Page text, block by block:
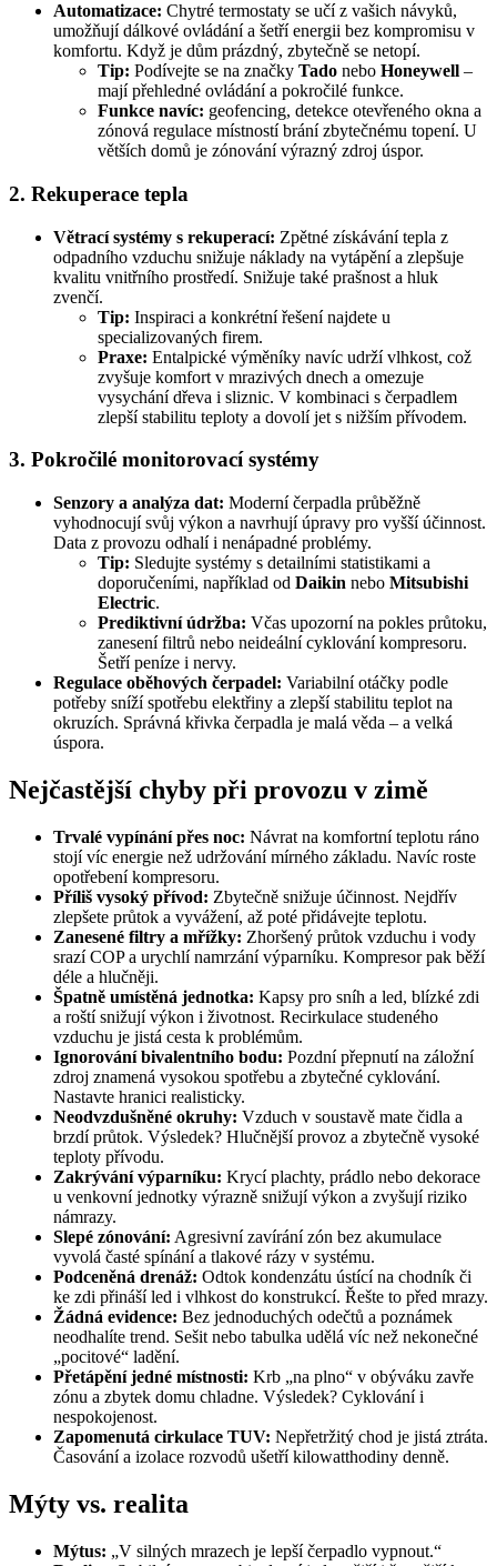
Automatizace: Chytré termostaty se učí z vašich návyků,
umožňují dálkové ovládání a šetří energii bez kompromisu v
komfortu. Když je dům prázdný, zbytečně se netopí.
Tip: Podívejte se na značky Tado nebo Honeywell –
mají přehledné ovládání a pokročilé funkce.
Funkce navíc: geofencing, detekce otevřeného okna a
zónová regulace místností brání zbytečnému topení. U
větších domů je zónování výrazný zdroj úspor.
2. Rekuperace tepla
Větrací systémy s rekuperací: Zpětné získávání tepla z
odpadního vzduchu snižuje náklady na vytápění a zlepšuje
kvalitu vnitřního prostředí. Snižuje také prašnost a hluk
zvenčí.
Tip: Inspiraci a konkrétní řešení najdete u
specializovaných firem.
Praxe: Entalpické výměníky navíc udrží vlhkost, což
zvyšuje komfort v mrazivých dnech a omezuje
vysychání dřeva i sliznic. V kombinaci s čerpadlem
zlepší stabilitu teploty a dovolí jet s nižším přívodem.
3. Pokročilé monitorovací systémy
Senzory a analýza dat: Moderní čerpadla průběžně
vyhodnocují svůj výkon a navrhují úpravy pro vyšší účinnost.
Data z provozu odhalí i nenápadné problémy.
Tip: Sledujte systémy s detailními statistikami a
doporučeními, například od Daikin nebo Mitsubishi
Electric.
Prediktivní údržba: Včas upozorní na pokles průtoku,
zanesení filtrů nebo neideální cyklování kompresoru.
Šetří peníze i nervy.
Regulace oběhových čerpadel: Variabilní otáčky podle
potřeby sníží spotřebu elektřiny a zlepší stabilitu teplot na
okruzích. Správná křivka čerpadla je malá věda – a velká
úspora.
Nejčastější chyby při provozu v zimě
Trvalé vypínání přes noc: Návrat na komfortní teplotu ráno
stojí víc energie než udržování mírného základu. Navíc roste
opotřebení kompresoru.
Příliš vysoký přívod: Zbytečně snižuje účinnost. Nejdřív
zlepšete průtok a vyvážení, až poté přidávejte teplotu.
Zanesené filtry a mřížky: Zhoršený průtok vzduchu i vody
srazí COP a urychlí namrzání výparníku. Kompresor pak běží
déle a hlučněji.
Špatně umístěná jednotka: Kapsy pro sníh a led, blízké zdi
a roští snižují výkon i životnost. Recirkulace studeného
vzduchu je jistá cesta k problémům.
Ignorování bivalentního bodu: Pozdní přepnutí na záložní
zdroj znamená vysokou spotřebu a zbytečné cyklování.
Nastavte hranici realisticky.
Neodvzdušněné okruhy: Vzduch v soustavě mate čidla a
brzdí průtok. Výsledek? Hlučnější provoz a zbytečně vysoké
teploty přívodu.
Zakrývání výparníku: Krycí plachty, prádlo nebo dekorace
u venkovní jednotky výrazně snižují výkon a zvyšují riziko
námrazy.
Slepé zónování: Agresivní zavírání zón bez akumulace
vyvolá časté spínání a tlakové rázy v systému.
Podceněná drenáž: Odtok kondenzátu ústící na chodník či
ke zdi přináší led i vlhkost do konstrukcí. Řešte to před mrazy.
Žádná evidence: Bez jednoduchých odečtů a poznámek
neodhalíte trend. Sešit nebo tabulka udělá víc než nekonečné
„pocitové“ ladění.
Přetápění jedné místnosti: Krb „na plno“ v obýváku zavře
zónu a zbytek domu chladne. Výsledek? Cyklování i
nespokojenost.
Zapomenutá cirkulace TUV: Nepřetržitý chod je jistá ztráta.
Časování a izolace rozvodů ušetří kilowatthodiny denně.
Mýty vs. realita
Mýtus: „V silných mrazech je lepší čerpadlo vypnout.“